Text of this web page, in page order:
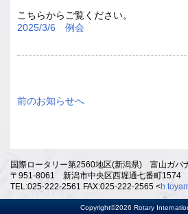
こちらからご覧ください。
2025/3/6 例会
前のお知らせへ
国際ロータリー第2560地区(新潟県) 富山ガバ
〒951-8061 新潟市中央区西堀通七番町
TEL:025-222-2561 FAX:025-222-2565 <
Copyright©2026 Rotary